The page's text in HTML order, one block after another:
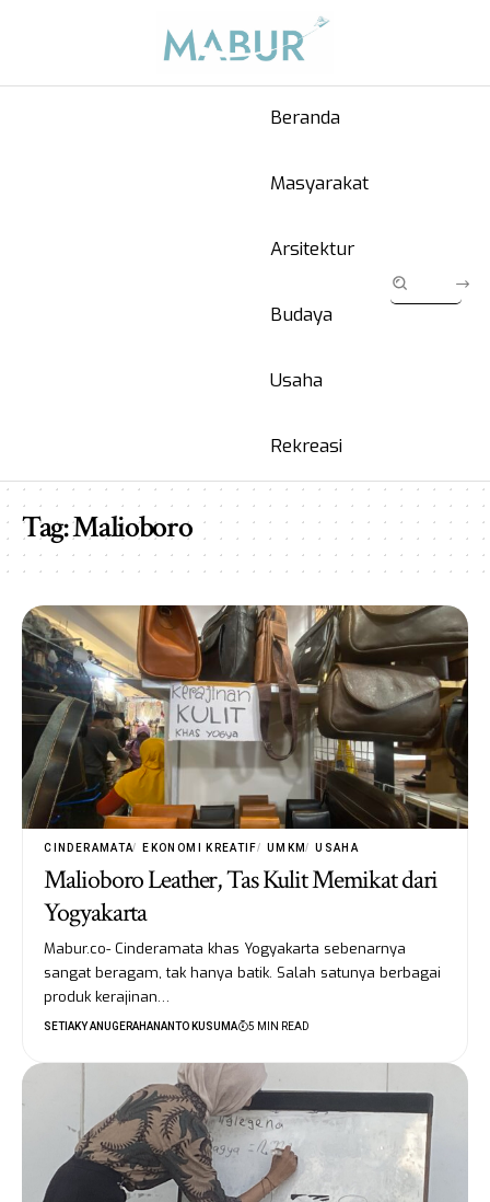
Beranda
Masyarakat
Arsitektur
Budaya
Usaha
Rekreasi
Tag:Malioboro
CINDERAMATA EKONOMI KREATIF UMKM USAHA
Malioboro Leather, Tas Kulit Memikat dari
Yogyakarta
Mabur.co- Cinderamata khas Yogyakarta sebenarnya
sangat beragam, tak hanya batik. Salah satunya berbagai
produk kerajinan…
SETIAKY ANUGERAHANANTO KUSUMA 5 MIN READ